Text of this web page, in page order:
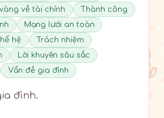
về tài chính
Thành công
Mạng lưới an toàn
hệ
Trách nhiệm
Lời khuyên sâu sắc
Vấn đề gia đình
đình.